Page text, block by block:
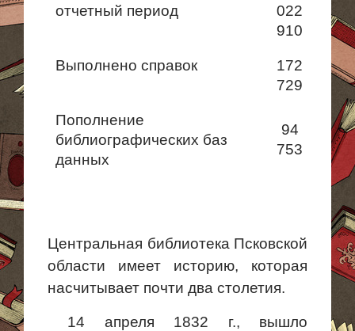
отчетный период
022
910
Выполнено справок
172
729
Пополнение
библиографических баз
данных
94
753
Центральная библиотека Псковской
области имеет историю, которая
насчитывает почти два столетия.
14 апреля 1832 г., вышло